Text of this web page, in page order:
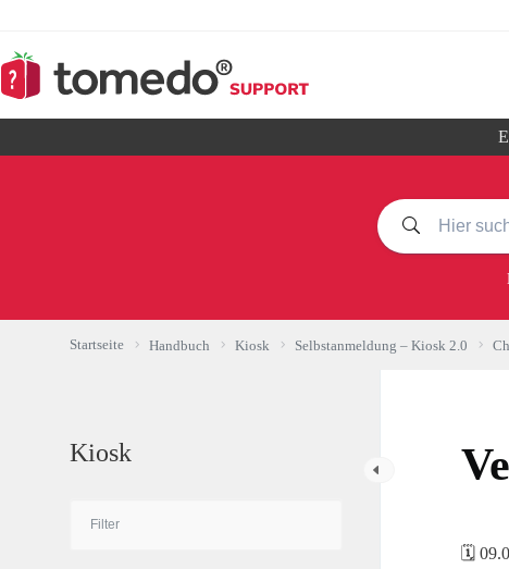
springen
Startseite Handbuch Kiosk Selbstanmeldung – Kiosk 2.0
Kiosk
🗓️